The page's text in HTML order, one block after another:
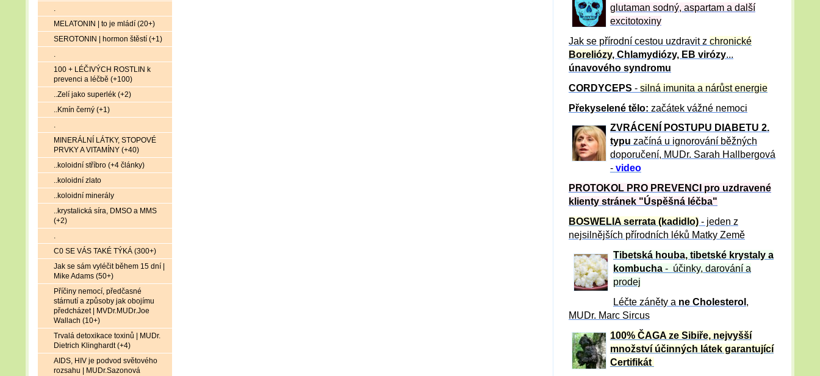
glutaman sodný, aspartam a další
excitotoxiny
Jak se přírodní cestou uzdravit z chronické
Boreliózy, Chlamydiózy, EB virózy...
únavového syndromu
CORDYCEPS - silná imunita a nárůst energie
Překyselené tělo: začátek vážné nemoci
ZVRÁCE NÍ POSTUPU DIABETU 2.
typu začíná u ignorování běžných
doporučení, MUDr. Sarah Hallbergová
- video
PROTOKOL PRO PREVENCI pro uzdravené
klienty stránek "Úspěšná léčba"
BOSWELIA serrata (kadidlo) - jeden z
nejsilnějších přírodních léků Matky Země
Tibetská houba, tibetské krystaly a
kombucha - účinky, darování a
prodej
Léčte záněty a ne Cholesterol ,
MUDr. Marc Sircus
100% ČAGA ze Sibiře, nejvyšší
množství účinných látek garantující
Certifikát
.
MELATONIN | to je mládí (20+)
SEROTONIN | hormon štěstí (+1)
.
100 + LÉČIVÝCH ROSTLIN k
prevenci a léčbě (+100)
..Zelí jako superlék (+2)
..Kmín černý (+1)
.
MINERÁLNÍ LÁTKY, STOPOVÉ
PRVKY A VITAMÍNY (+40)
..koloidní stříbro (+4 články)
..koloidní zlato
..koloidní minerály
..krystalická síra, DMSO a MMS
(+2)
.
C0 SE VÁS TAKÉ TÝKÁ (300+)
Jak se sám vyléčit během 15 dní |
Mike Adams (50+)
Příčiny nemocí, předčasné
stárnutí a způsoby jak obojímu
předcházet | MVDr.MUDr.Joe
Wallach (10+)
Trvalá detoxikace toxinů | MUDr.
Dietrich Klinghardt (+4)
AIDS, HIV je podvod světového
rozsahu | MUDr.Sazonová